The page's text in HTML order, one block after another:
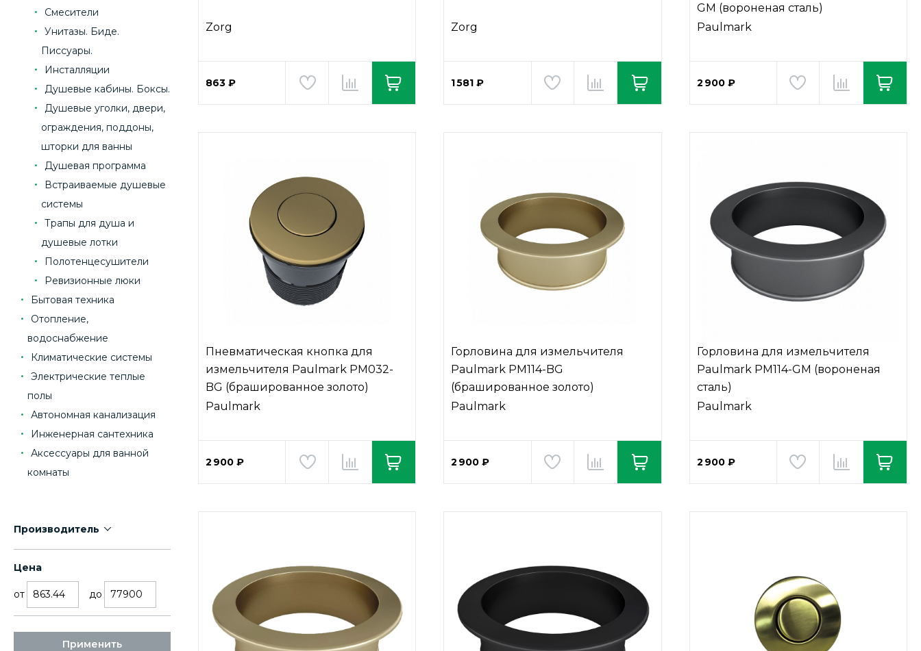
Смесители
Унитазы. Биде.
Писсуары.
Инсталляции
Душевые кабины. Боксы.
Душевые уголки, двери,
ограждения, поддоны,
шторки для ванны
Душевая программа
Встраиваемые душевые
системы
Трапы для душа и
душевые лотки
Полотенцесушители
Ревизионные люки
Бытовая техника
Отопление,
водоснабжение
Климатические системы
Электрические теплые
полы
Автономная канализация
Инженерная сантехника
Аксессуары для ванной
комнаты
Производитель
Цена
от до
Применить
Zorg
863 ₽
Zorg
1 581 ₽
GM (вороненая сталь)
Paulmark
2 900 ₽
Пневматическая кнопка для
измельчителя Paulmark PM032-
BG (брашированное золото)
Paulmark
2 900 ₽
Горловина для измельчителя
Paulmark PM114-BG
(брашированное золото)
Paulmark
2 900 ₽
Горловина для измельчителя
Paulmark PM114-GM (вороненая
сталь)
Paulmark
2 900 ₽